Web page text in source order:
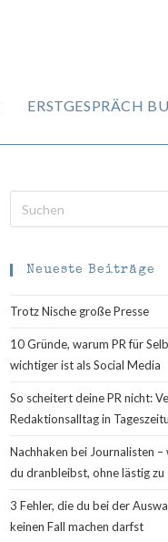
ERSTGESPRÄCH
Neueste Beiträge
Trotz Nische große Presse
10 Gründe, warum PR für
wichtiger ist als Social Media
So scheitert deine PR nicht:
Redaktionsalltag in
Nachhaken bei Journalisten
du dranbleibst, ohne lästig zu
3 Fehler, die du bei der
keinen Fall machen darfst